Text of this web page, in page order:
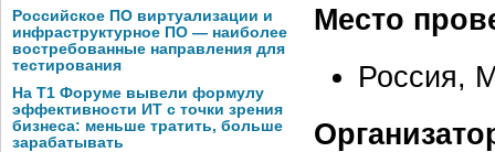
Российское ПО виртуализации и
инфраструктурное ПО — наиболее
востребованные направления для
тестирования
На Т1 Форуме вывели формулу
эффективности ИТ с точки зрения
бизнеса: меньше тратить, больше
зарабатывать
Место
Россия,